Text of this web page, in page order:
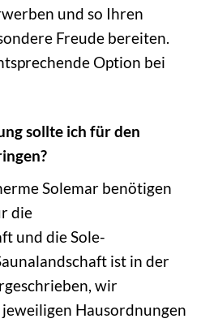
und so Ihren
Freude bereiten.
Option bei
sollte ich für den
Solemar benötigen
die
und die Sole-
ist in der
wir
Hausordnungen